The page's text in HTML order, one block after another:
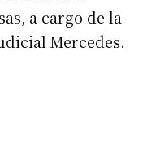
a cargo de la
Mercedes.